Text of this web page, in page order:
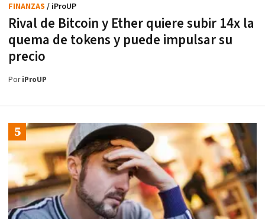
Rival de Bitcoin y Ether quiere subir 14x la
quema de tokens y puede impulsar su
precio
FINANZAS / iProUP
PoriProUP